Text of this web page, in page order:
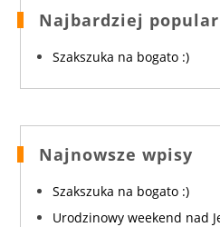
Najbardziej
Szakszuka na bogato :)
Najnowsze wpisy
Szakszuka na bogato :)
Urodzinowy weekend nad